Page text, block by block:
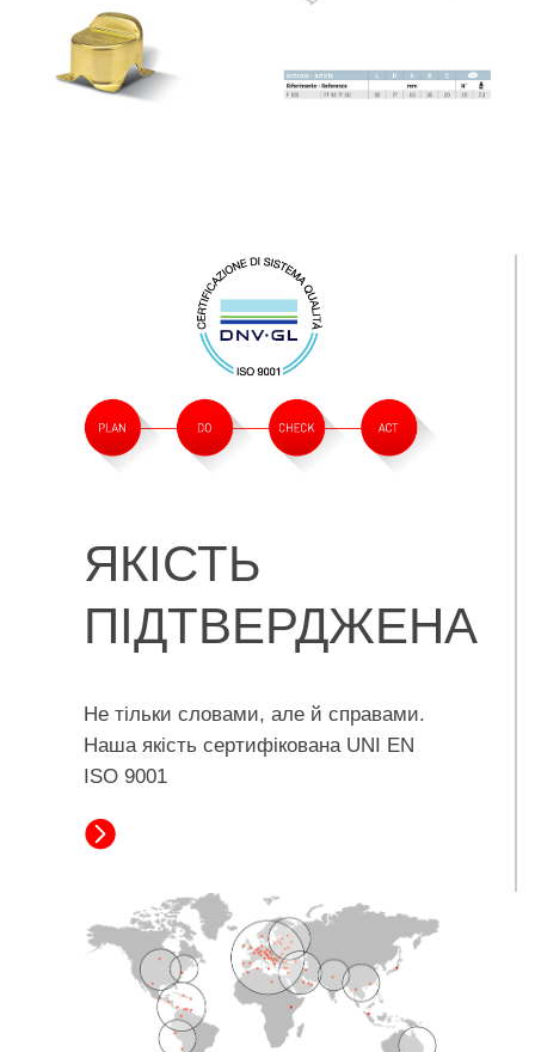
ЯКІСТЬ
ПІДТВЕРДЖЕНА
Не тільки словами, але й справами.
Наша якість сертифікована UNI EN
ISO 9001